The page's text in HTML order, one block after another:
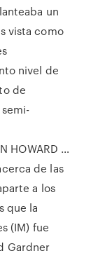
un
vista como
nivel de
de
HOWARD …
de las
a los
que la
(IM) fue
Gardner